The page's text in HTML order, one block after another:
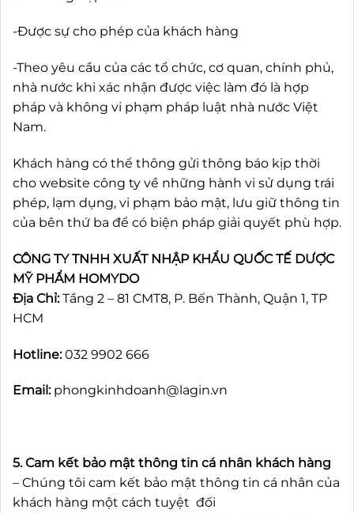
-Được sự cho phép của khách hàng
-Theo yêu cầu của các tổ chức, cơ quan, chính phủ,
nhà nước khi xác nhận được việc làm đó là hợp
pháp và không vi phạm pháp luật nhà nước Việt
Nam.
Khách hàng có thể thông gửi thông báo kịp thời
cho website công ty về những hành vi sử dụng trái
phép, lạm dụng, vi phạm bảo mật, lưu giữ thông tin
của bên thứ ba để có biện pháp giải quyết phù hợp.
CÔNG TY TNHH XUẤT NHẬP KHẨU QUỐC TẾ DƯỢC
MỸ PHẨM HOMYDO
Địa Chỉ:Tầng 2 – 81 CMT8, P. Bến Thành, Quận 1, TP
HCM
Hotline:032 9902 666
Email:phongkinhdoanh@lagin.vn
5. Cam kết bảo mật thông tin cá nhân khách hàng
– Chúng tôi cam kết bảo mật thông tin cá nhân của
khách hàng một cách tuyệt đối